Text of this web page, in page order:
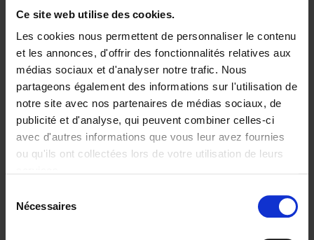
Ce site web utilise des cookies.
Les cookies nous permettent de personnaliser le contenu
et les annonces, d'offrir des fonctionnalités relatives aux
médias sociaux et d'analyser notre trafic. Nous
partageons également des informations sur l'utilisation de
notre site avec nos partenaires de médias sociaux, de
publicité et d'analyse, qui peuvent combiner celles-ci
avec d'autres informations que vous leur avez fournies
ou qu'ils ont collectées lors de votre utilisation de leurs
Nécessaires
9789020993486.PDF
9789020993486.PDF
Ajouter au panier
Disponibilité : Disponible
Librairie
E-book iBookstore